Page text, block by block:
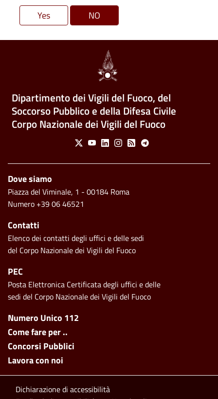
Dipartimento dei Vigili del Fuoco, del
Soccorso Pubblico e della Difesa Civile
Corpo Nazionale dei Vigili del Fuoco
Social Menu
X YoutubeLinkedinInstagram
Feed Telegram
Footer side menu
Numero Unico 112
Come fare per ..
Concorsi Pubblici
Lavora con noi
Piè di pagina
Dove siamo
Piazza del Viminale, 1 - 00184 Roma
Numero +39 06 46521
Contatti
Elenco dei contatti degli uffici e delle sedi
del Corpo Nazionale dei Vigili del Fuoco
PEC
Posta Elettronica Certificata degli uffici e delle
sedi del Corpo Nazionale dei Vigili del Fuoco
Footer bottom
Dichiarazione di accessibilità